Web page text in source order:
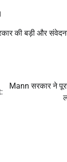
की बड़ी और
Mann सरकार ने